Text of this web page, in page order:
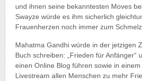
und ihnen seine bekanntesten Moves
Swayze würde es ihm sicherlich
Frauenherzen noch immer zum
Mahatma Gandhi würde in der jetzigen
Buch schreiben: „Frieden für Anfänger“
einen Online Blog führen sowie in
Livestream allen Menschen zu mehr